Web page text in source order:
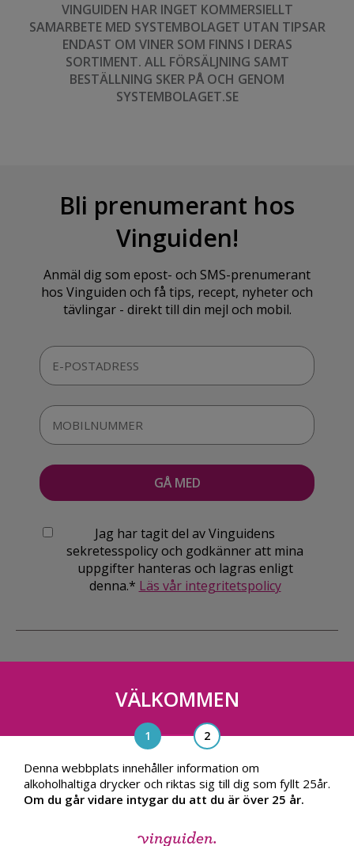
VINGUIDEN HAR INGET KOMMERSIELLT
SAMARBETE MED SYSTEMBOLAGET UTAN TIPSAR
ENDAST OM VINER SOM FINNS I DERAS
SORTIMENT. ALL FÖRSÄLJNING SAMT
BESTÄLLNING SKER PÅ OCH GENOM
SYSTEMBOLAGET.SE
Bli prenumerant hos
Vinguiden!
Anmäl dig som epost- och SMS-prenumerant
hos Vinguiden och få tips, recept, nyheter och
tävlingar - direkt till din mejl och mobil.
Jag har tagit del av Vinguidens
sekretesspolicy och godkänner att mina
uppgifter hanteras och lagras enligt
denna.* Läs vår integritetspolicy
Vinguiden Nordic AB
Blasieholmsgatan 4A, 111 48, Stockholm
info@vinguiden.com
VÄLKOMMEN
Denna webbplats innehåller information om
alkoholhaltiga drycker och riktas sig till dig som fyllt 25år.
Om du går vidare intygar du att du är över 25 år.